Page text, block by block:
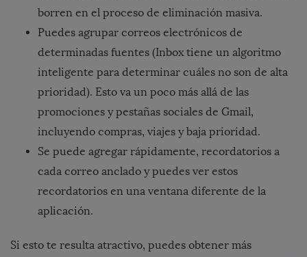
borren en el proceso de eliminación masiva.
Puedes agrupar correos electrónicos de
determinadas fuentes (Inbox tiene un algoritmo
inteligente para determinar cuáles no son de alta
prioridad). Esto va un poco más allá de las
promociones y pestañas sociales de Gmail,
incluyendo compras, viajes y baja prioridad.
Se puede agregar rápidamente, recordatorios a
cada correo anclado y puedes ver estos
recordatorios en una ventana diferente de la
aplicación.
Si esto te resulta atractivo, puedes obtener más